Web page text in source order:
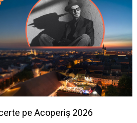
pe Acoperiș 2026